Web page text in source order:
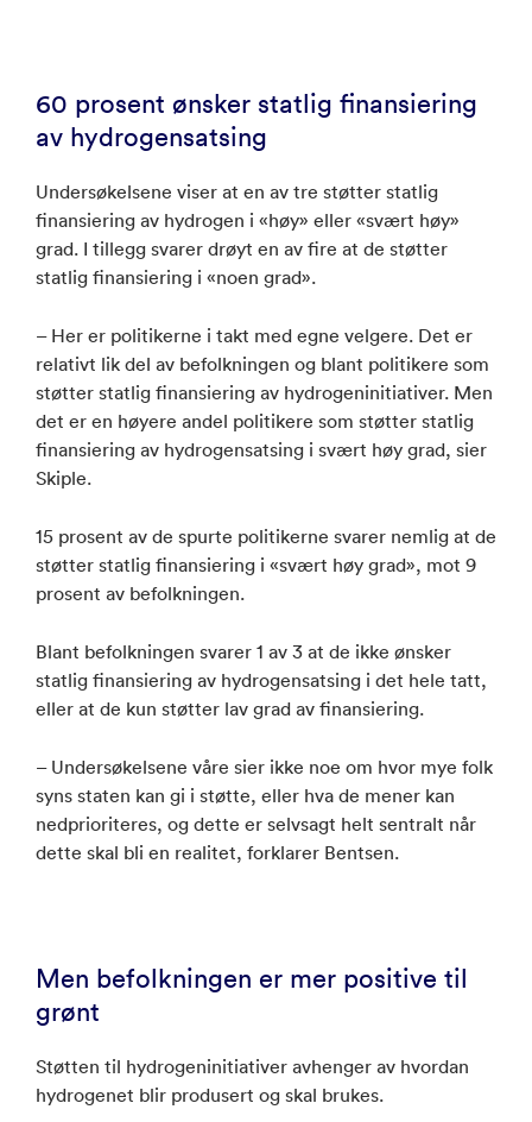
60 prosent ønsker statlig finansiering
av hydrogensatsing
Undersøkelsene viser at en av tre støtter statlig
finansiering av hydrogen i «høy» eller «svært høy»
grad. I tillegg svarer drøyt en av fire at de støtter
statlig finansiering i «noen grad».
– Her er politikerne i takt med egne velgere. Det er
relativt lik del av befolkningen og blant politikere som
støtter statlig finansiering av hydrogeninitiativer. Men
det er en høyere andel politikere som støtter statlig
finansiering av hydrogensatsing i svært høy grad, sier
Skiple.
15 prosent av de spurte politikerne svarer nemlig at de
støtter statlig finansiering i «svært høy grad», mot 9
prosent av befolkningen.
Blant befolkningen svarer 1 av 3 at de ikke ønsker
statlig finansiering av hydrogensatsing i det hele tatt,
eller at de kun støtter lav grad av finansiering.
– Undersøkelsene våre sier ikke noe om hvor mye folk
syns staten kan gi i støtte, eller hva de mener kan
nedprioriteres, og dette er selvsagt helt sentralt når
dette skal bli en realitet, forklarer Bentsen.
Men befolkningen er mer positive til
grønt
Støtten til hydrogeninitiativer avhenger av hvordan
hydrogenet blir produsert og skal brukes.